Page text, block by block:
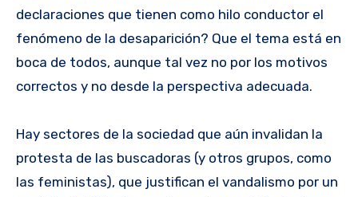
declaraciones que tienen como hilo conductor el
fenómeno de la desaparición? Que el tema está en
boca de todos, aunque tal vez no por los motivos
correctos y no desde la perspectiva adecuada.
Hay sectores de la sociedad que aún invalidan la
protesta de las buscadoras (y otros grupos, como
las feministas), que justifican el vandalismo por un